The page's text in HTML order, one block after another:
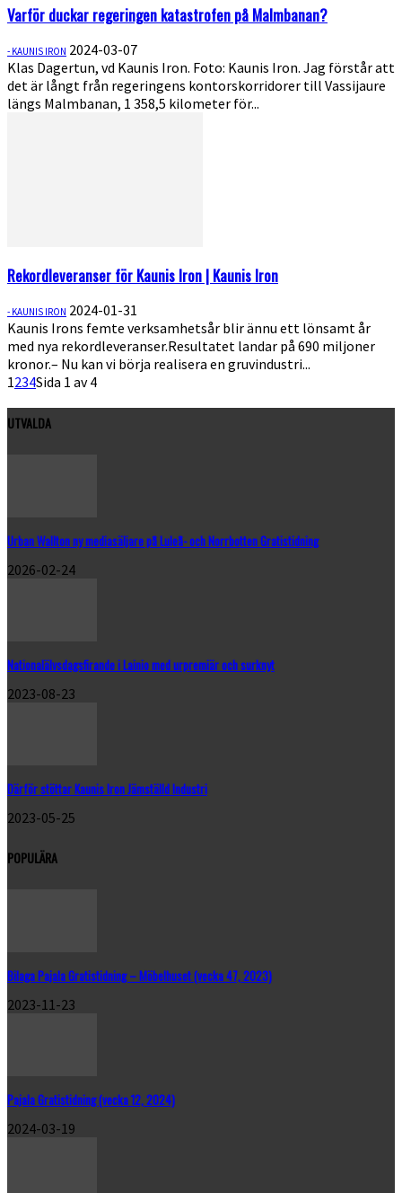
Varför duckar regeringen katastrofen på Malmbanan?
- KAUNIS IRON 2024-03-07
Klas Dagertun, vd Kaunis Iron. Foto: Kaunis Iron. Jag förstår att
det är långt från regeringens kontorskorridorer till Vassijaure
längs Malmbanan, 1 358,5 kilometer för...
Rekordleveranser för Kaunis Iron | Kaunis Iron
- KAUNIS IRON 2024-01-31
Kaunis Irons femte verksamhetsår blir ännu ett lönsamt år
med nya rekordleveranser.Resultatet landar på 690 miljoner
kronor.– Nu kan vi börja realisera en gruvindustri...
1234Sida 1 av 4
UTVALDA
Urban Wallton ny mediasäljare på Luleå- och Norrbotten Gratistidning
2026-02-24
Nationalälvsdagsfirande i Lainio med urpremiär och surknyt
2023-08-23
Därför stöttar Kaunis Iron Jämställd Industri
2023-05-25
POPULÄRA
Bilaga Pajala Gratistidning – Möbelhuset (vecka 47, 2023)
2023-11-23
Pajala Gratistidning (vecka 12, 2024)
2024-03-19